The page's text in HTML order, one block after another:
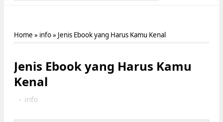
Home » info» Jenis Ebook yang Harus Kamu Kenal
Jenis Ebook yang Harus Kamu
Kenal
- info